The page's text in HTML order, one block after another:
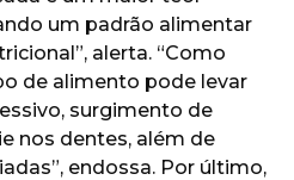
um padrão alimentar
alerta. “Como
de alimento pode levar
surgimento de
nos dentes, além de
endossa. Por último,